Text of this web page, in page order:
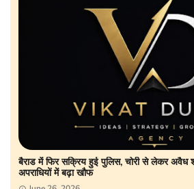
बैराड में फिर सक्रिय हुई पुलिस, चोरी से लेकर अवैध
अपराधियों में बढ़ा खौफ